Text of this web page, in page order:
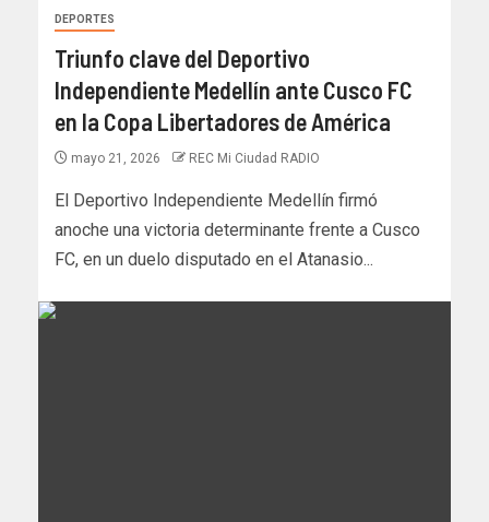
DEPORTES
Triunfo clave del Deportivo
Independiente Medellín ante Cusco FC
en la Copa Libertadores de América
mayo 21, 2026 REC Mi Ciudad RADIO
El Deportivo Independiente Medellín firmó
anoche una victoria determinante frente a Cusco
FC, en un duelo disputado en el Atanasio...